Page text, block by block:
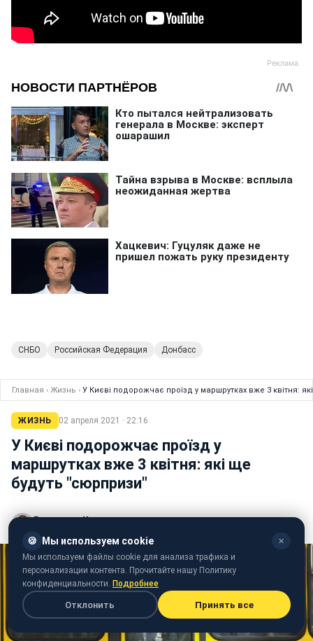
СНБО Российская Федерация Донбасс
Главная › Жизнь › У Києві подорожчає проїзд у маршрутках вже 3 квітня:
ЖИЗНЬ 02 апреля 2021 · 22:16
У Києві подорожчає проїзд у
маршрутках вже 3 квітня: які ще
будуть "сюрпризи"
Владимир Костырин
🍪 Мы используем cookie ✕
Мы используем файлы cookie для анализа трафика и
персонализации контента. Прочитайте нашу Политику
конфиденциальности. Подробнее
Отклонить Принять все